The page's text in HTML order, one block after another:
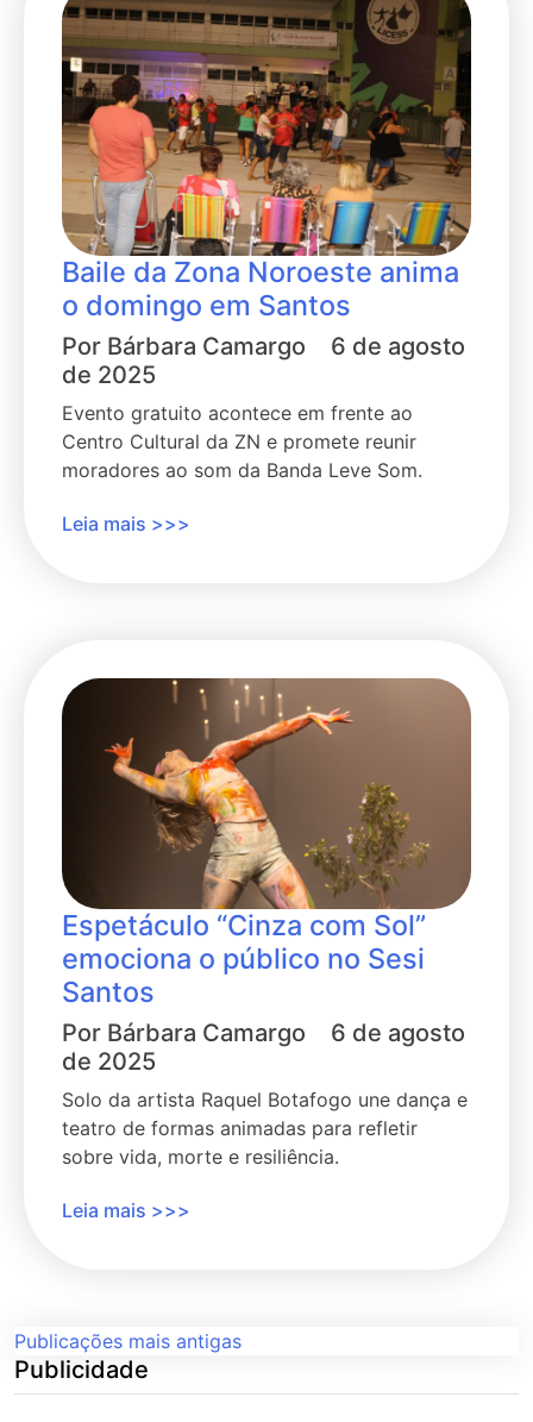
Baile da Zona Noroeste anima
o domingo em Santos
Por Bárbara Camargo
6 de agosto
de 2025
Evento gratuito acontece em frente ao
Centro Cultural da ZN e promete reunir
moradores ao som da Banda Leve Som.
Leia mais >>>
Espetáculo “Cinza com Sol”
emociona o público no Sesi
Santos
Por Bárbara Camargo
6 de agosto
de 2025
Solo da artista Raquel Botafogo une dança e
teatro de formas animadas para refletir
sobre vida, morte e resiliência.
Leia mais >>>
Navegação
por
Publicações mais antigas
Publicidade